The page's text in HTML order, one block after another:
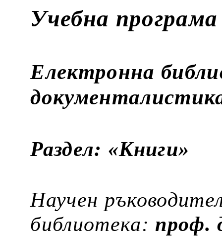
Учебна
Електронна
Раздел: «Книги»
Научен
библиотека: проф.